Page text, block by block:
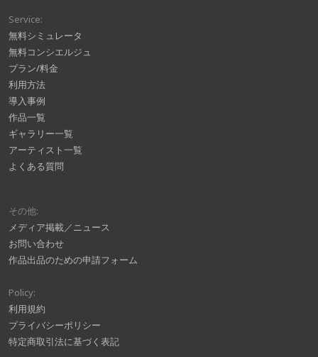
Service:
無料シミュレータ
無料コンシエルジュ
プラン/料金
利用方法
導入事例
作品一覧
ギャラリー一覧
アーティスト一覧
よくある質問
その他:
メディア掲載／ニュース
お問い合わせ
作品出品のための申請フォーム
Policy:
利用規約
プライバシーポリシー
特定商取引法に基づく表記